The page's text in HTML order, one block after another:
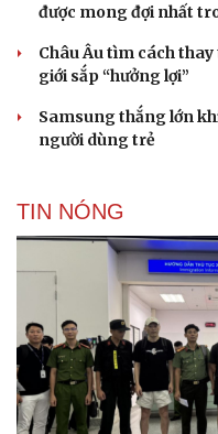
được mong đợi nhất
Châu Âu tìm cách
giới sắp “hưởng lợi”
Samsung thắng lớn
người dùng trẻ
TIN NÓNG